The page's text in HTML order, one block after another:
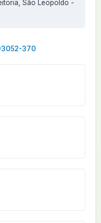
São Leopoldo -
370